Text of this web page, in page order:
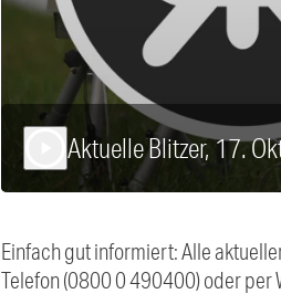
Aktuelle Blitzer, 17.
Einfach gut informiert: Alle
Telefon (0800 0 490400) oder per